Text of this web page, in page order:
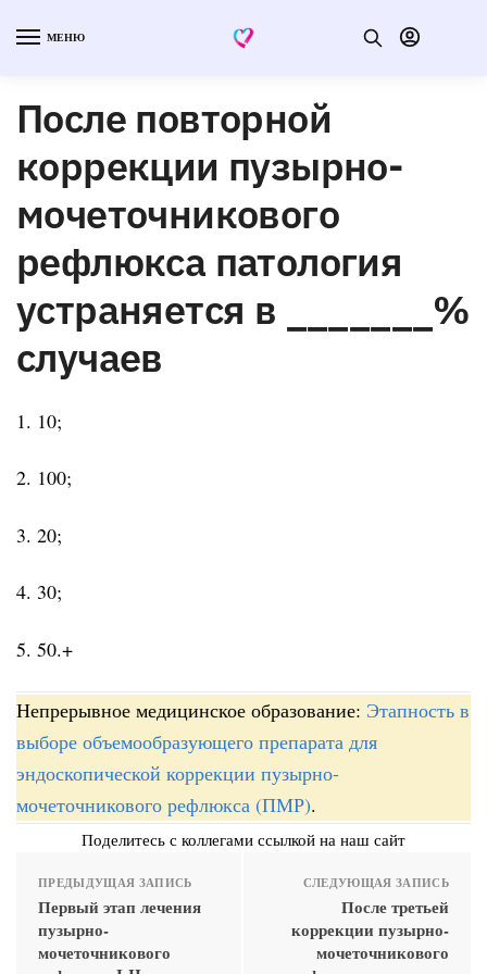
МЕНЮ
После повторной
коррекции пузырно-
мочеточникового
рефлюкса патология
устраняется в _______%
случаев
1. 10;
2. 100;
3. 20;
4. 30;
5. 50.+
Непрерывное медицинское образование: Этапность в
выборе объемообразующего препарата для
эндоскопической коррекции пузырно-
мочеточникового рефлюкса (ПМР).
Поделитесь с коллегами ссылкой на наш сайт
ПРЕДЫДУЩАЯ ЗАПИСЬ
Первый этап лечения
пузырно-
мочеточникового
СЛЕДУЮЩАЯ ЗАПИСЬ
После третьей
коррекции пузырно-
мочеточникового